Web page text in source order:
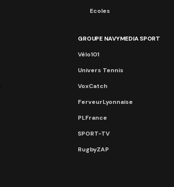
Ecoles
GROUPE NAVYMEDIA SPORT
Vélo101
Univers Tennis
VoxCatch
FerveurLyonnaise
PLFrance
SPORT-TV
RugbyZAP